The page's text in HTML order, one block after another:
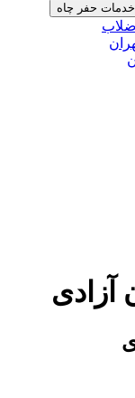
خدمات حفر چاه
آزادی